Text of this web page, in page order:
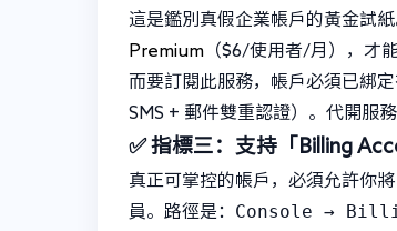
這是鑑別真假企業帳戶的黃金試
Premium （$6/使用者/月），才
而要訂閱此服務，帳戶必須已綁
SMS + 郵件雙重認證）。代開服
✅ 指標三：支持「Billing
真正可掌控的帳戶，必須允許你
員。路徑是： Console →